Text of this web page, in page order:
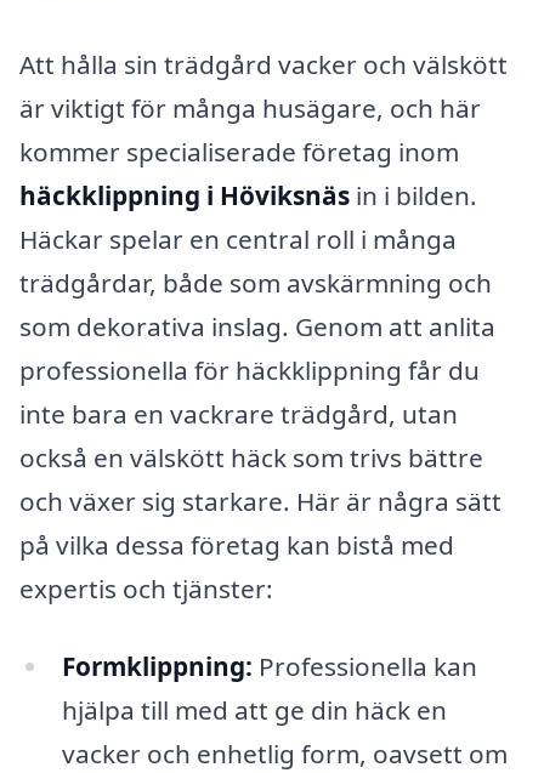
Att hålla sin trädgård vacker och välskött
är viktigt för många husägare, och här
kommer specialiserade företag inom
häckklippning i Höviksnäs in i bilden.
Häckar spelar en central roll i många
trädgårdar, både som avskärmning och
som dekorativa inslag. Genom att anlita
professionella för häckklippning får du
inte bara en vackrare trädgård, utan
också en välskött häck som trivs bättre
och växer sig starkare. Här är några sätt
på vilka dessa företag kan bistå med
expertis och tjänster:
Formklippning: Professionella kan
hjälpa till med att ge din häck en
vacker och enhetlig form, oavsett om